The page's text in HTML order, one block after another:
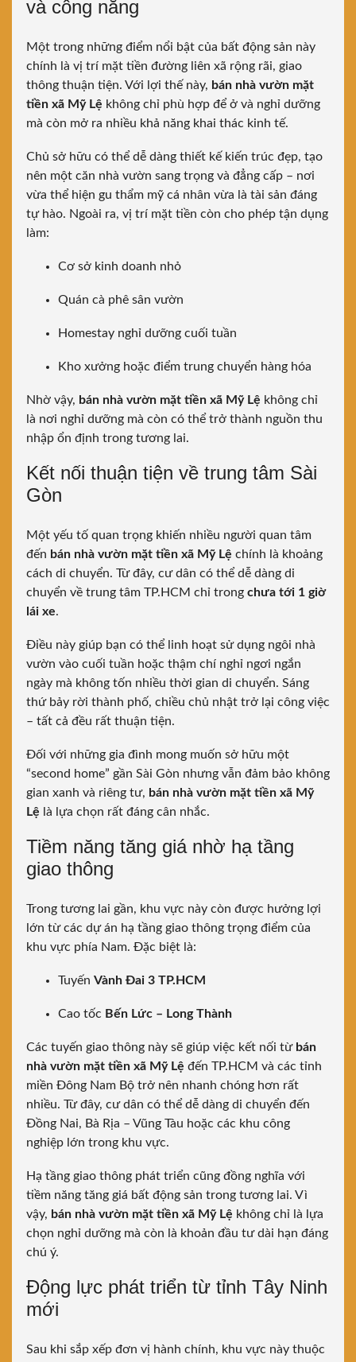
và công năng
Một trong những điểm nổi bật của bất động sản này
chính là vị trí mặt tiền đường liên xã rộng rãi, giao
thông thuận tiện. Với lợi thế này, bán nhà vườn mặt
tiền xã Mỹ Lệ không chỉ phù hợp để ở và nghỉ dưỡng
mà còn mở ra nhiều khả năng khai thác kinh tế.
Chủ sở hữu có thể dễ dàng thiết kế kiến trúc đẹp, tạo
nên một căn nhà vườn sang trọng và đẳng cấp – nơi
vừa thể hiện gu thẩm mỹ cá nhân vừa là tài sản đáng
tự hào. Ngoài ra, vị trí mặt tiền còn cho phép tận dụng
làm:
Cơ sở kinh doanh nhỏ
Quán cà phê sân vườn
Homestay nghỉ dưỡng cuối tuần
Kho xưởng hoặc điểm trung chuyển hàng hóa
Nhờ vậy, bán nhà vườn mặt tiền xã Mỹ Lệ không chỉ
là nơi nghỉ dưỡng mà còn có thể trở thành nguồn thu
nhập ổn định trong tương lai.
Kết nối thuận tiện về trung tâm Sài
Gòn
Một yếu tố quan trọng khiến nhiều người quan tâm
đến bán nhà vườn mặt tiền xã Mỹ Lệ chính là khoảng
cách di chuyển. Từ đây, cư dân có thể dễ dàng di
chuyển về trung tâm TP.HCM chỉ trong chưa tới 1 giờ
lái xe.
Điều này giúp bạn có thể linh hoạt sử dụng ngôi nhà
vườn vào cuối tuần hoặc thậm chí nghỉ ngơi ngắn
ngày mà không tốn nhiều thời gian di chuyển. Sáng
thứ bảy rời thành phố, chiều chủ nhật trở lại công việc
– tất cả đều rất thuận tiện.
Đối với những gia đình mong muốn sở hữu một
“second home” gần Sài Gòn nhưng vẫn đảm bảo không
gian xanh và riêng tư, bán nhà vườn mặt tiền xã Mỹ
Lệ là lựa chọn rất đáng cân nhắc.
Tiềm năng tăng giá nhờ hạ tầng
giao thông
Trong tương lai gần, khu vực này còn được hưởng lợi
lớn từ các dự án hạ tầng giao thông trọng điểm của
khu vực phía Nam. Đặc biệt là:
Tuyến Vành Đai 3 TP.HCM
Cao tốc Bến Lức – Long Thành
Các tuyến giao thông này sẽ giúp việc kết nối từ bán
nhà vườn mặt tiền xã Mỹ Lệ đến TP.HCM và các tỉnh
miền Đông Nam Bộ trở nên nhanh chóng hơn rất
nhiều. Từ đây, cư dân có thể dễ dàng di chuyển đến
Đồng Nai, Bà Rịa – Vũng Tàu hoặc các khu công
nghiệp lớn trong khu vực.
Hạ tầng giao thông phát triển cũng đồng nghĩa với
tiềm năng tăng giá bất động sản trong tương lai. Vì
vậy, bán nhà vườn mặt tiền xã Mỹ Lệ không chỉ là lựa
chọn nghỉ dưỡng mà còn là khoản đầu tư dài hạn đáng
chú ý.
Động lực phát triển từ tỉnh Tây Ninh
mới
Sau khi sắp xếp đơn vị hành chính, khu vực này thuộc